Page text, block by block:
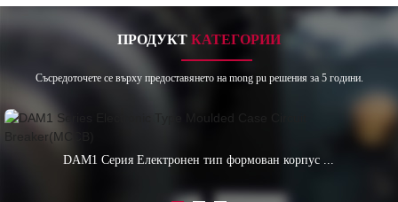
ПРОДУКТ КАТЕГОРИИ
Съсредоточете се върху предоставянето на mong pu решения за 5 години.
DAM1 Серия Електронен тип формован корпус ...